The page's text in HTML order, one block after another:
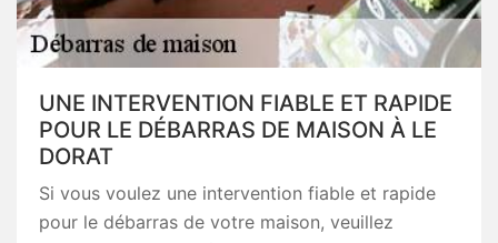
UNE INTERVENTION FIABLE ET RAPIDE
POUR LE DÉBARRAS DE MAISON À LE
DORAT
Si vous voulez une intervention fiable et rapide
pour le débarras de votre maison, veuillez